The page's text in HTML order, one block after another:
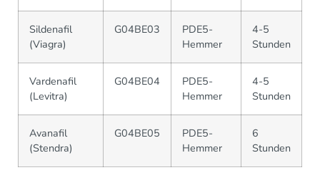
Sildenafil
(Viagra)
G04BE03
PDE5-
Hemmer
4-5
Stunden
Vardenafil
(Levitra)
G04BE04
PDE5-
Hemmer
4-5
Stunden
Avanafil
(Stendra)
G04BE05
PDE5-
Hemmer
6
Stunden